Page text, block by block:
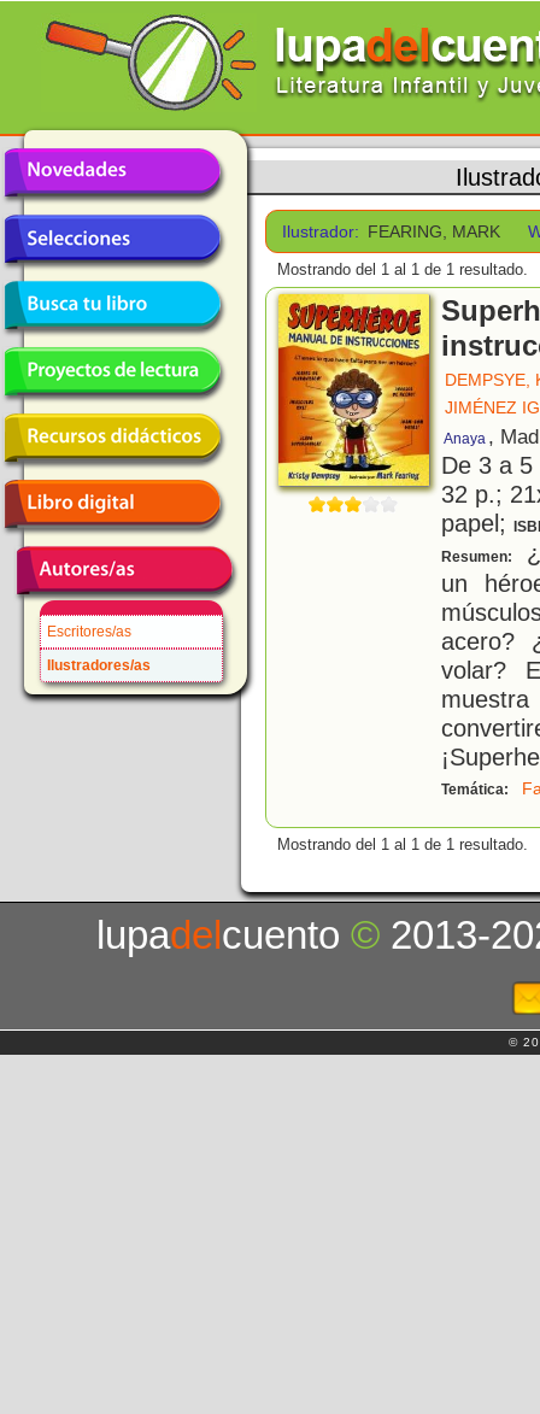
Escritores/as
Ilustradores/as
Ilustrador: FEARING, MARK
Mostrando del 1 al 1 de 1 resultado.
DEMPSYE,
JIMÉNEZ
Anaya ,
De 3 a
32 p.;
papel;
Resumen:
un
acero?
volar?
Temática:
Mostrando del 1 al 1 de 1 resultado.
lupadelcuento© 2013-
©